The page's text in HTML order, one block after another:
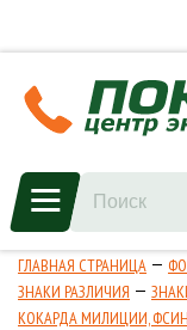
ГЛАВНАЯ СТРАНИЦА
ЗНАКИ РАЗЛИЧИЯ
КОКАРДА МИЛИЦИИ,